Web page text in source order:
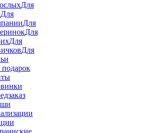
Для
Для
Для
Для
Для
Для